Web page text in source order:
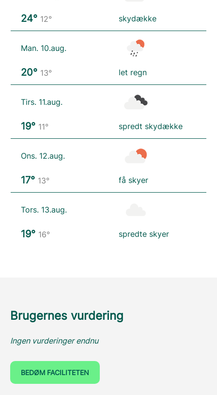
24° 12° skydække
Man. 10.aug.
20° 13° let regn
Tirs. 11.aug.
19° 11° spredt skydække
Ons. 12.aug.
17° 13° få skyer
Tors. 13.aug.
19° 16° spredte skyer
Brugernes vurdering
Ingen vurderinger endnu
BEDØM FACILITETEN